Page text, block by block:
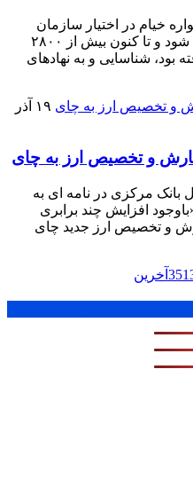
خیام در اختیار سازمان
فناوری اطلاعات ایران گذاشته می شود و تا کنون بیش از ۲۸۰۰
گرفته بود، شناسایی و به نهادهای
۱۹ آذر
و تخصیص ارز‌ به چای‌‌
مرکزی در نامه ای به
افزایش چند برابری
و تخصیص ارز جدید چای
351 آخرین